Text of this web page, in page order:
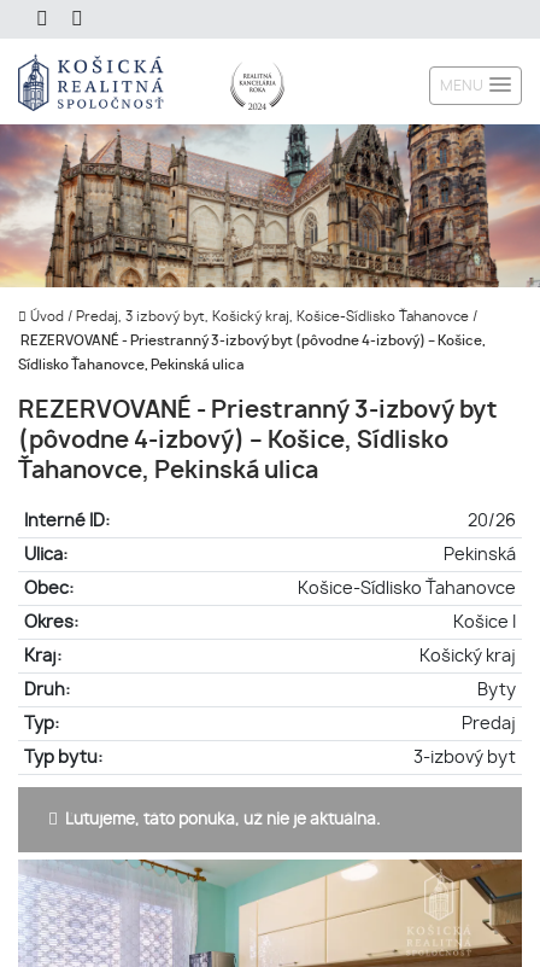
MENU
Úvod / Predaj, 3 izbový byt, Košický kraj, Košice-Sídlisko Ťahanovce /
REZERVOVANÉ - Priestranný 3-izbový byt (pôvodne 4-izbový) – Košice,
Sídlisko Ťahanovce, Pekinská ulica
REZERVOVANÉ - Priestranný 3-izbový byt
(pôvodne 4-izbový) – Košice, Sídlisko
Ťahanovce, Pekinská ulica
Interné ID:
20/26
Ulica:
Pekinská
Obec:
Košice-Sídlisko Ťahanovce
Okres:
Košice I
Kraj:
Košický kraj
Druh:
Byty
Typ:
Predaj
Typ bytu:
3-izbový byt
Ľutujeme, táto ponuka, už nie je aktuálna.